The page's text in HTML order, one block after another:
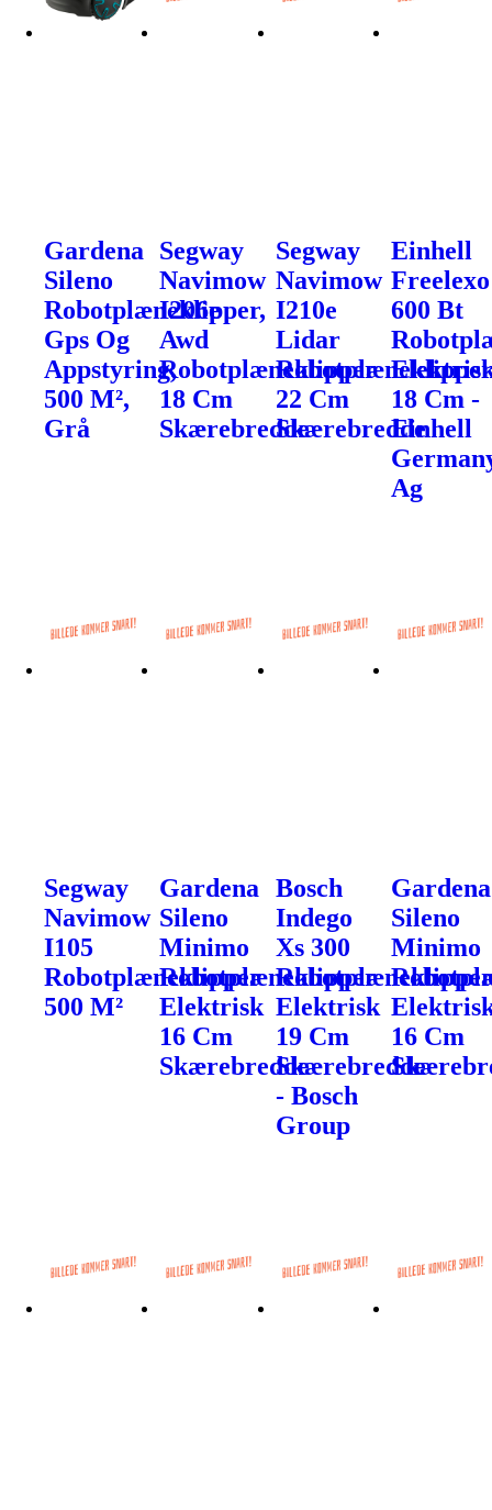
Gardena
Sileno
Robotplæneklipper,
Gps Og
Appstyring,
500 M²,
Grå
Segway
Navimow
I206e
Awd
Robotplæneklipper
18 Cm
Skærebredde
Segway
Navimow
I210e
Lidar
Robotplæneklipper
22 Cm
Skærebredde
Einhell
Freelexo
600 Bt
18 Cm -
Einhell
Ag
Segway
Navimow
I105
Robotplæneklipper
500 M²
Gardena
Sileno
Minimo
Robotplæneklipper
Elektrisk
16 Cm
Skærebredde
Bosch
Indego
Xs 300
Robotplæneklipper
Elektrisk
19 Cm
Skærebredde
- Bosch
Group
Gardena
Sileno
Minimo
16 Cm